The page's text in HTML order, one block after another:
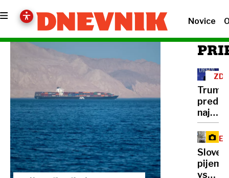
Novice
ZDA
Trump
pred
so
pijemo
vse